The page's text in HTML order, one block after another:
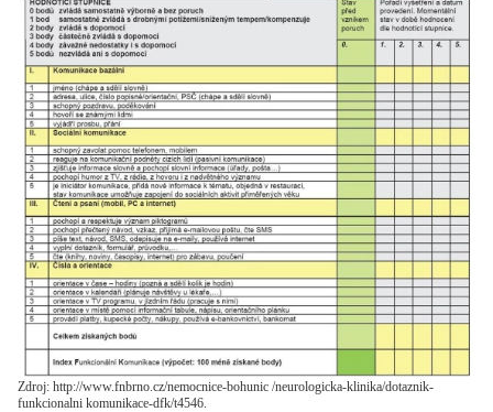
Zdroj: http://www.fnbrno.cz/nemocnice-bohunic /neurologicka-klinika/dotaznik-
funkcionalni komunikace-dfk/t4546.